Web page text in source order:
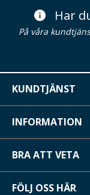
Har
På våra
KUNDTJÄNST
INFORMATION
BRA ATT VETA
FÖLJ OSS HÄR